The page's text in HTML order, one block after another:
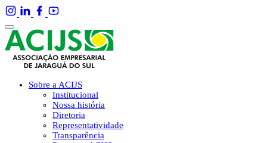
Sobre a ACIJS
Institucional
Nossa história
Diretoria
Representatividade
Transparência